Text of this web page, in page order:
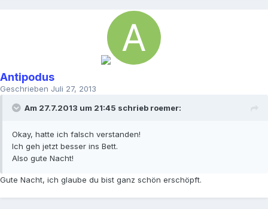
Antipodus
Geschrieben Juli 27, 2013
Am 27.7.2013 um 21:45 schrieb roemer:
Okay, hatte ich falsch verstanden!
Ich geh jetzt besser ins Bett.
Also gute Nacht!
Gute Nacht, ich glaube du bist ganz schön erschöpft.